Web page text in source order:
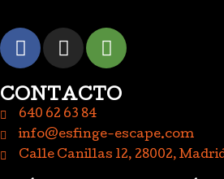
CONTACTO
640 62 63 84
info@esfinge-escape.com
Calle Canillas 12, 28002,